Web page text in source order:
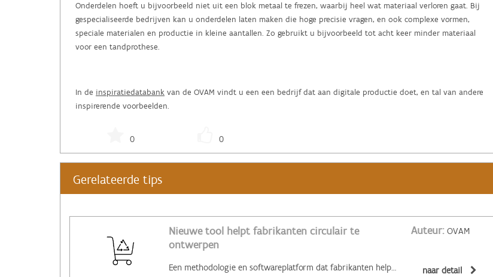
Onderdelen hoeft u bijvoorbeeld niet uit een blok metaal te frezen, waarbij heel wat materiaal verloren gaat. Bij
gespecialiseerde bedrijven kan u onderdelen laten maken die hoge precisie vragen, en ook complexe vormen,
speciale materialen en productie in kleine aantallen. Zo gebruikt u bijvoorbeeld tot acht keer minder materiaal
voor een tandprothese.
In de inspiratiedatabank van de OVAM vindt u een een bedrijf dat aan digitale productie doet, en tal van andere
inspirerende voorbeelden.
0 0
Gerelateerde tips
Nieuwe tool helpt fabrikanten circulair te
ontwerpen
Auteur: OVAM
naar detail